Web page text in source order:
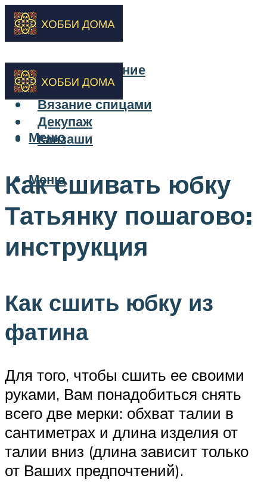
Бисероплетение
Вышивка
Вязание спицами
Декупаж
Канзаши
Меню
Меню
Как сшивать юбку
Татьянку пошагово:
инструкция
Как сшить юбку из
фатина
Для того, чтобы сшить ее своими
руками, Вам понадобиться снять
всего две мерки: обхват талии в
сантиметрах и длина изделия от
талии вниз (длина зависит только
от Ваших предпочтений).